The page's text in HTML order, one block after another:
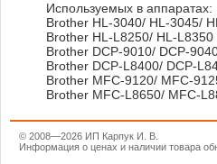
Используемых в аппаратах:
Brother HL-3040/ HL-3045/
Brother HL-L8250/ HL-L8350
Brother DCP-9010/ DCP-
Brother DCP-L8400/ DCP-
Brother MFC-9120/ MFC-
Brother MFC-L8650/ MFC-
© 2008—2026 ИП Карпук И. В.
Информация о ценах и наличии товара